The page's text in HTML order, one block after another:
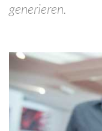
generieren.